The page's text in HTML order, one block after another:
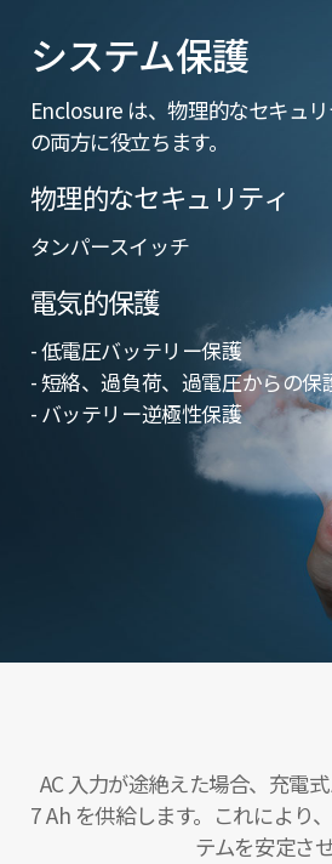
システム保護
Enclosure は、物理的なセキュ
の両方に役立ちます。
物理的なセキュリティ
タンパースイッチ
電気的保護
- 低電圧バッテリー保護
- 短絡、過負荷、過電圧からの保
- バッテリー逆極性保護
AC 入力が途絶えた場合、充電式
7 Ah を供給します。これにより
テムを安定さ